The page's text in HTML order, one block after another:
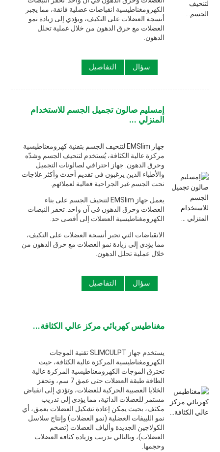
الكهرومغناطيسية انقباضات عضلية فائقة، مما يجبر
أنسجة العضلات على التكيف، ويؤدي إلى زيادة نمو
العضلات مع حرق الدهون من خلال عملية تحلل
الدهون.
سؤال التفاصيل
إمسليم صالون تجميل الجسم للاستخدام
المنزلي ...
جهاز EMSlim لتنحيف الجسم بتقنية كهرومغناطيسية
مركزة عالية الكثافة، يُستخدم لتنحيف الجسم وشدّه
وحرق الدهون. جهاز احترافي لصالونات التجميل
والأطباء الذين يرغبون في تقديم أحدث وأكثر علاجات
نحت الجسم غير الجراحية فعالية لعملائهم.
يعمل جهاز EMSlim لتنحيف الجسم على بناء
العضلات وحرق الدهون في آن واحد. تحفز النبضات
الكهرومغناطيسية العضلات إلى أقصى حد.
الانقباضات التي تجبر أنسجة العضلات على التكيف،
مما يؤدي إلى زيادة نمو العضلات مع حرق الدهون من
خلال عملية تحلل الدهون.
سؤال التفاصيل
مغناطيس كهربائي مركز عالي الكثافة...
يستخدم جهاز SLIMCULPT تقنية الموجات
الكهرومغناطيسية المركزة عالية الكثافة، حيث
تخترق الموجات الكهرومغناطيسية المركزة عالية
الطاقة طبقة العضلات حتى عمق 7 سم، وتحفز
الخلايا العصبية الحركية للعضلات، وتؤدي إلى انقباض
مستمر للعضلات الذاتية، مما يؤدي إلى تدريب
مكثف، بحيث يمكن إعادة تشكيل العضلات بعمق، أي
نمو اللييفات العضلية (نمو العضلات) وإنتاج سلاسل
الكولاجين الجديدة وألياف العضلات (تضخم
العضلات)، وبالتالي تدريب وزيادة كثافة العضلات
وحجمها.